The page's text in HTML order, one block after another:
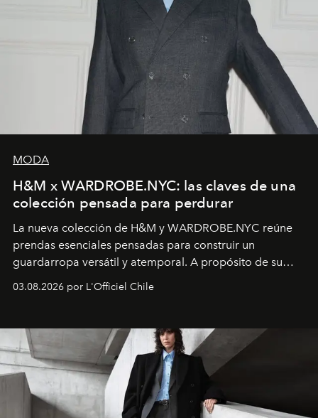
MODA
H&M x WARDROBE.NYC: las claves de una
colección pensada para perdurar
La nueva colección de H&M y WARDROBE.NYC reúne
prendas esenciales pensadas para construir un
guardarropa versátil y atemporal. A propósito de su
lanzamiento, los fundadores de la firma neoyorquina y
la asesora creativa y jefa de diseño global de la marca
y la filosofía detrás de la propuesta.
03.08.2026 por L'Officiel Chile